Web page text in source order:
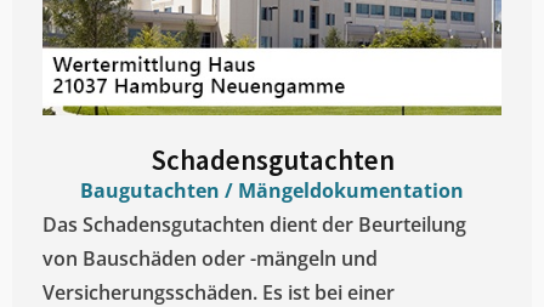
Schadensgutachten
Baugutachten / Mängeldokumentation
Das Schadensgutachten dient der Beurteilung
von Bauschäden oder -mängeln und
Versicherungsschäden. Es ist bei einer